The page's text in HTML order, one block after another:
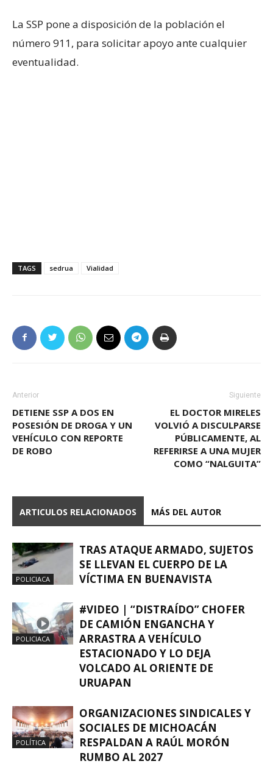
La SSP pone a disposición de la población el
número 911, para solicitar apoyo ante cualquier
eventualidad.
TAGS sedrua Vialidad
Anterior
DETIENE SSP A DOS EN
POSESIÓN DE DROGA Y UN
VEHÍCULO CON REPORTE
DE ROBO
Siguiente
EL DOCTOR MIRELES
VOLVIÓ A DISCULPARSE
PÚBLICAMENTE, AL
REFERIRSE A UNA MUJER
COMO “NALGUITA”
ARTICULOS RELACIONADOS MÁS DEL AUTOR
POLICIACA
TRAS ATAQUE ARMADO, SUJETOS
SE LLEVAN EL CUERPO DE LA
VÍCTIMA EN BUENAVISTA
POLICIACA
#VIDEO | “DISTRAÍDO” CHOFER
DE CAMIÓN ENGANCHA Y
ARRASTRA A VEHÍCULO
ESTACIONADO Y LO DEJA
VOLCADO AL ORIENTE DE
URUAPAN
POLÍTICA
ORGANIZACIONES SINDICALES Y
SOCIALES DE MICHOACÁN
RESPALDAN A RAÚL MORÓN
RUMBO AL 2027